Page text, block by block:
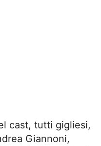
cast, tutti gigliesi,
Giannoni,